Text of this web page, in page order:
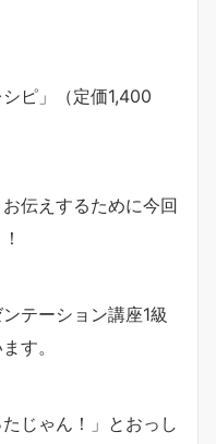
ピ」（定価1,400
伝えするために今回
テーション講座1級
す。
じゃん！」とおっし